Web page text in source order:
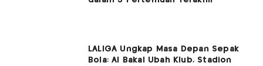
LALIGA Ungkap Masa Depan Sepak
Bola: AI Bakal Ubah Klub, Stadion